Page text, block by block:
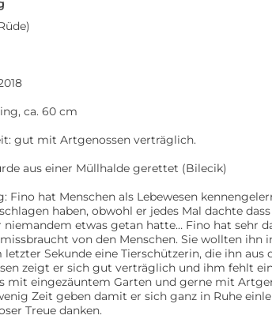
ca. 60 cm
gut mit Artgenossen verträglich.
aus einer Müllhalde gerettet (Bilecik)
Fino hat Menschen als Lebewesen
haben, obwohl er jedes Mal dachte
niemandem etwas getan hatte… Fino hat sehr
von den Menschen. Sie wollten ihn
Sekunde eine Tierschützerin, die ihn aus
zeigt er sich gut verträglich und ihm fehlt
mit eingezäuntem Garten und gerne mit
Zeit geben damit er sich ganz in Ruhe
Treue danken.